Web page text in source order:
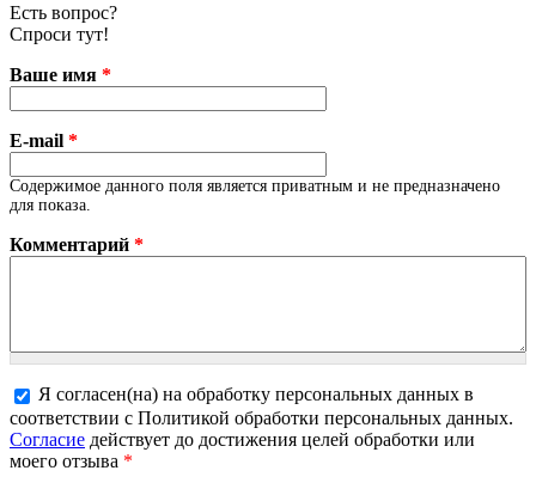
Есть вопрос?
Спроси тут!
Ваше имя *
E-mail *
Содержимое данного поля является приватным и не предназначено
для показа.
Комментарий *
Более подробная информация о текстовых
форматах
Я согласен(на) на обработку персональных данных в
соответствии с Политикой обработки персональных данных.
Согласие действует до достижения целей обработки или
моего отзыва *